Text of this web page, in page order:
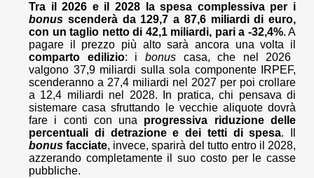
Tra il 2026 e il 2028 la spesa complessiva per i
bonus scenderà da 129,7 a 87,6 miliardi di euro,
con un taglio netto di 42,1 miliardi, pari a -32,4%. A
pagare il prezzo più alto sarà ancora una volta il
comparto edilizio: i bonuscasa, che nel 2026
valgono 37,9 miliardi sulla sola componente IRPEF,
scenderanno a 27,4 miliardi nel 2027 per poi crollare
a 12,4 miliardi nel 2028. In pratica, chi pensava di
sistemare casa sfruttando le vecchie aliquote dovrà
fare i conti con una progressiva riduzione delle
percentuali di detrazione e dei tetti di spesa. Il
bonusfacciate, invece, sparirà del tutto entro il 2028,
azzerando completamente il suo costo per le casse
pubbliche.